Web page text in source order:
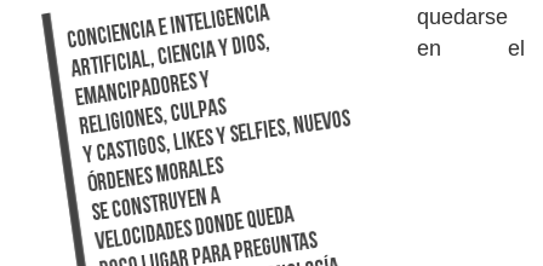
quedarse
en el